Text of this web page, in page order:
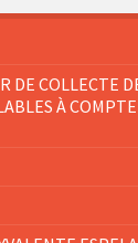
DE COLLECTE
À